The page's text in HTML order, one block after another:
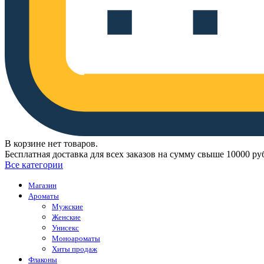
В корзине нет товаров.
Бесплатная доставка для всех заказов на сумму свыше 10000
Все категории
Магазин
Ароматы
Мужские
Женские
Унисекс
Моноароматы
Хиты продаж
Флаконы